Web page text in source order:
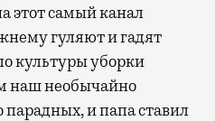
этот самый канал
гуляют и гадят
культуры уборки
наш необычайно
и папа ставил